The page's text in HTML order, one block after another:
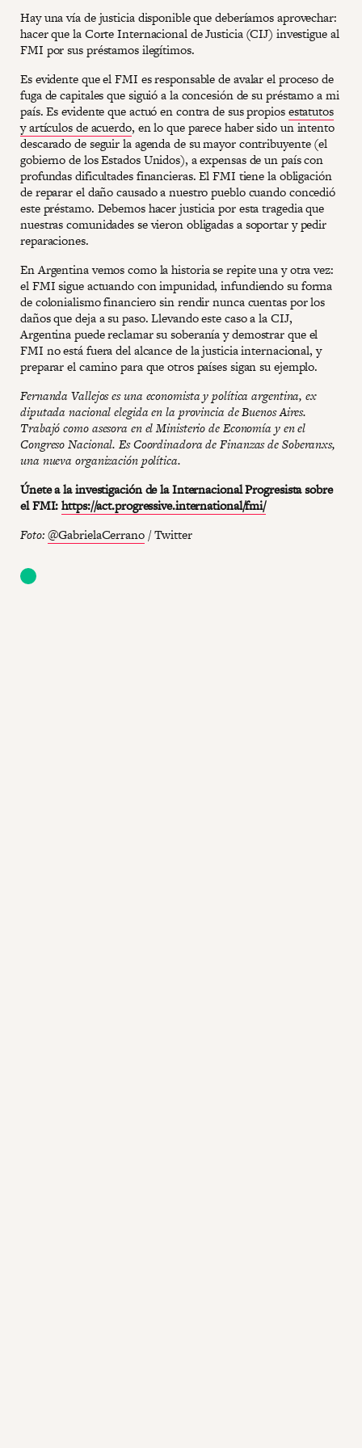
Hay una vía de justicia disponible que deberíamos aprovechar:
hacer que la Corte Internacional de Justicia (CIJ) investigue al
FMI por sus préstamos ilegítimos.
Es evidente que el FMI es responsable de avalar el proceso de
fuga de capitales que siguió a la concesión de su préstamo a mi
país. Es evidente que actuó en contra de sus propiosestatutos
y artículos de acuerdo, en lo que parece haber sido un intento
descarado de seguir la agenda de su mayor contribuyente (el
gobierno de los Estados Unidos), a expensas de un país con
profundas dificultades financieras. El FMI tiene la obligación
de reparar el daño causado a nuestro pueblo cuando concedió
este préstamo. Debemos hacer justicia por esta tragedia que
nuestras comunidades se vieron obligadas a soportar y pedir
reparaciones.
En Argentina vemos como la historia se repite una y otra vez:
el FMI sigue actuando con impunidad, infundiendo su forma
de colonialismo financiero sin rendir nunca cuentas por los
daños que deja a su paso. Llevando este caso a la CIJ,
Argentina puede reclamar su soberanía y demostrar que el
FMI no está fuera del alcance de la justicia internacional, y
preparar el camino para que otros países sigan su ejemplo.
Fernanda Vallejos es una economista y política argentina, ex
diputada nacional elegida en la provincia de Buenos Aires.
Trabajó como asesora en el Ministerio de Economía y en el
Congreso Nacional. Es Coordinadora de Finanzas de Soberanxs,
una nueva organización política.
Únete a la investigación de la Internacional Progresista sobre
el FMI:https://act.progressive.international/fmi/
Foto: @GabrielaCerrano/ Twitter